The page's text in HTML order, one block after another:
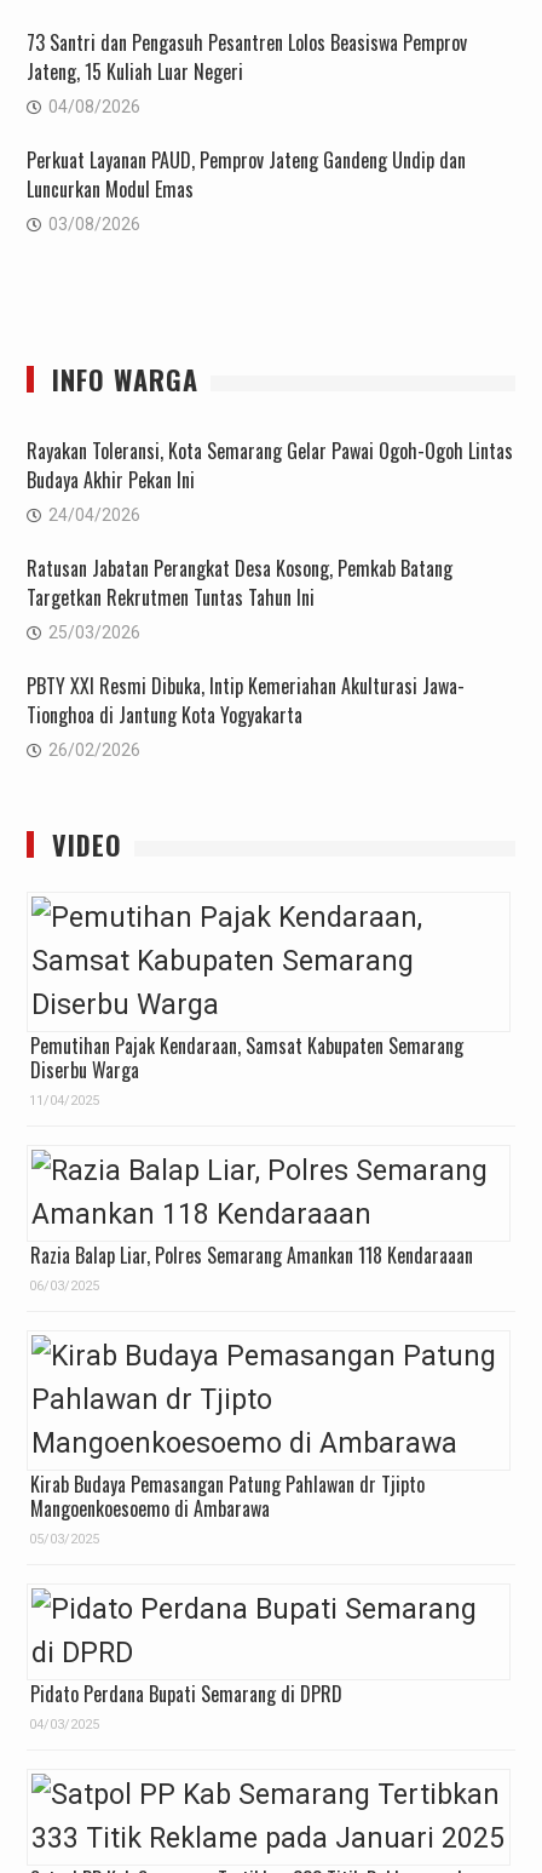
73 Santri dan Pengasuh Pesantren Lolos Beasiswa Pemprov
Jateng, 15 Kuliah Luar Negeri
04/08/2026
Perkuat Layanan PAUD, Pemprov Jateng Gandeng Undip dan
Luncurkan Modul Emas
03/08/2026
INFO WARGA
Rayakan Toleransi, Kota Semarang Gelar Pawai Ogoh-Ogoh Lintas
Budaya Akhir Pekan Ini
24/04/2026
Ratusan Jabatan Perangkat Desa Kosong, Pemkab Batang
Targetkan Rekrutmen Tuntas Tahun Ini
25/03/2026
PBTY XXI Resmi Dibuka, Intip Kemeriahan Akulturasi Jawa-
Tionghoa di Jantung Kota Yogyakarta
26/02/2026
VIDEO
Pemutihan Pajak Kendaraan, Samsat Kabupaten Semarang
Diserbu Warga
11/04/2025
Razia Balap Liar, Polres Semarang Amankan 118 Kendaraaan
06/03/2025
Kirab Budaya Pemasangan Patung Pahlawan dr Tjipto
Mangoenkoesoemo di Ambarawa
05/03/2025
Pidato Perdana Bupati Semarang di DPRD
04/03/2025